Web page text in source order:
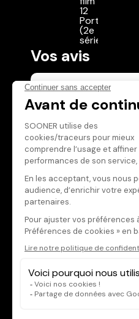
Vos avis
Donnez votre avis
Votre note
Votre commentaire
Il faut vous
publier un avis
CONNEXION